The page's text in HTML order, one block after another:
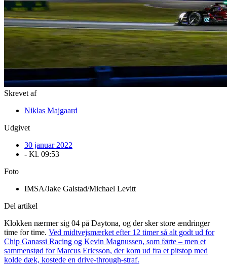
Skrevet af
Niklas Majgaard
Udgivet
30 januar 2022
- Kl. 09:53
Foto
IMSA/Jake Galstad/Michael Levitt
Del artikel
Klokken nærmer sig 04 på Daytona, og der sker store ændringer
time for time. Ved midtvejsmærket efter 12 timer så alt godt ud for
Chip Ganassi Racing og Kevin Magnussen, som førte – men et
sammenstød for Marcus Ericsson, der kom ud fra et pitstop med
kolde dæk, kostede en drive-through-straf.